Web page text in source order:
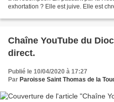
exhortation ? Elle est juive. Elle est
Chaîne YouTube du
direct.
Publié le 10/04/2020 à 17:27
Par Paroisse Saint Thomas de la